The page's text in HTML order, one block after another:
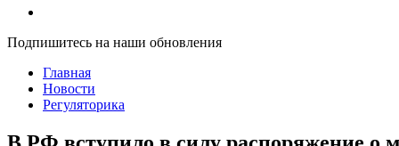
Подпишитесь на наши обновления
Главная
Новости
Регуляторика